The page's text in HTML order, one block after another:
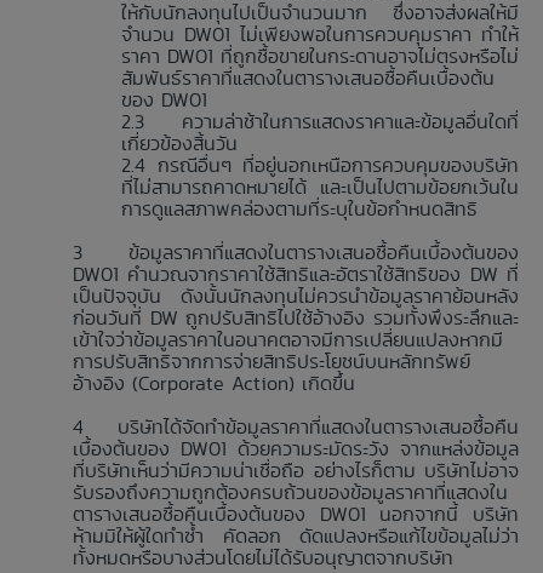
ให้กับนักลงทุนไปเป็นจำนวนมาก ซึ่งอาจส่งผลให้มี
จำนวน DW01 ไม่เพียงพอในการควบคุมราคา ทำให้
ราคา DW01 ที่ถูกซื้อขายในกระดานอาจไม่ตรงหรือไม่
สัมพันธ์ราคาที่แสดงในตารางเสนอซื้อคืนเบื้องต้น
ของ DW01
ความล่าช้าในการแสดงราคาและข้อมูลอื่นใดที่
เกี่ยวข้องสิ้นวัน
กรณีอื่นๆ ที่อยู่นอกเหนือการควบคุมของบริษัท
ที่ไม่สามารถคาดหมายได้ และเป็นไปตามข้อยกเว้นใน
การดูแลสภาพคล่องตามที่ระบุในข้อกำหนดสิทธิ
ข้อมูลราคาที่แสดงในตารางเสนอซื้อคืนเบื้องต้นของ
DW01 คำนวณจากราคาใช้สิทธิและอัตราใช้สิทธิของ DW ที่
เป็นปัจจุบัน ดังนั้นนักลงทุนไม่ควรนำข้อมูลราคาย้อนหลัง
ก่อนวันที่ DW ถูกปรับสิทธิไปใช้อ้างอิง รวมทั้งพึงระลึกและ
เข้าใจว่าข้อมูลราคาในอนาคตอาจมีการเปลี่ยนแปลงหากมี
การปรับสิทธิจากการจ่ายสิทธิประโยชน์บนหลักทรัพย์
อ้างอิง (Corporate Action) เกิดขึ้น
บริษัทได้จัดทำข้อมูลราคาที่แสดงในตารางเสนอซื้อคืน
เบื้องต้นของ DW01 ด้วยความระมัดระวัง จากแหล่งข้อมูล
ที่บริษัทเห็นว่ามีความน่าเชื่อถือ อย่างไรก็ตาม บริษัทไม่อาจ
รับรองถึงความถูกต้องครบถ้วนของข้อมูลราคาที่แสดงใน
ตารางเสนอซื้อคืนเบื้องต้นของ DW01 นอกจากนี้ บริษัท
ห้ามมิให้ผู้ใดทำซ้ำ คัดลอก ดัดแปลงหรือแก้ไขข้อมูลไม่ว่า
ทั้งหมดหรือบางส่วนโดยไม่ได้รับอนุญาตจากบริษัท